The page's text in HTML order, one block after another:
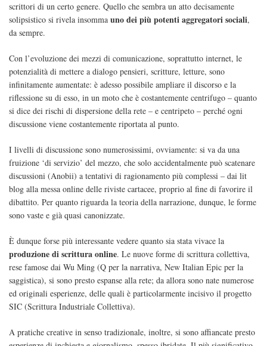
scrittori di un certo genere. Quello che sembra un atto decisamente
solipsistico si rivela insomma uno dei più potenti aggregatori sociali,
da sempre.
Con l’evoluzione dei mezzi di comunicazione, soprattutto internet, le
potenzialità di mettere a dialogo pensieri, scritture, letture, sono
infinitamente aumentate: è adesso possibile ampliare il discorso e la
riflessione su di esso, in un moto che è costantemente centrifugo – quanto
si dice dei rischi di dispersione della rete – e centripeto – perché ogni
discussione viene costantemente riportata al punto.
I livelli di discussione sono numerosissimi, ovviamente: si va da una
fruizione ‘di servizio’ del mezzo, che solo accidentalmente può scatenare
discussioni (Anobii) a tentativi di ragionamento più complessi – dai lit
blog alla messa online delle riviste cartacee, proprio al fine di favorire il
dibattito. Per quanto riguarda la teoria della narrazione, dunque, le forme
sono vaste e già quasi canonizzate.
È dunque forse più interessante vedere quanto sia stata vivace la
produzione di scrittura online. Le nuove forme di scrittura collettiva,
rese famose dai Wu Ming (Q per la narrativa, New Italian Epic per la
saggistica), si sono presto espanse alla rete; da allora sono nate numerose
ed originali esperienze, delle quali è particolarmente incisivo il progetto
SIC (Scrittura Industriale Collettiva).
A pratiche creative in senso tradizionale, inoltre, si sono affiancate presto